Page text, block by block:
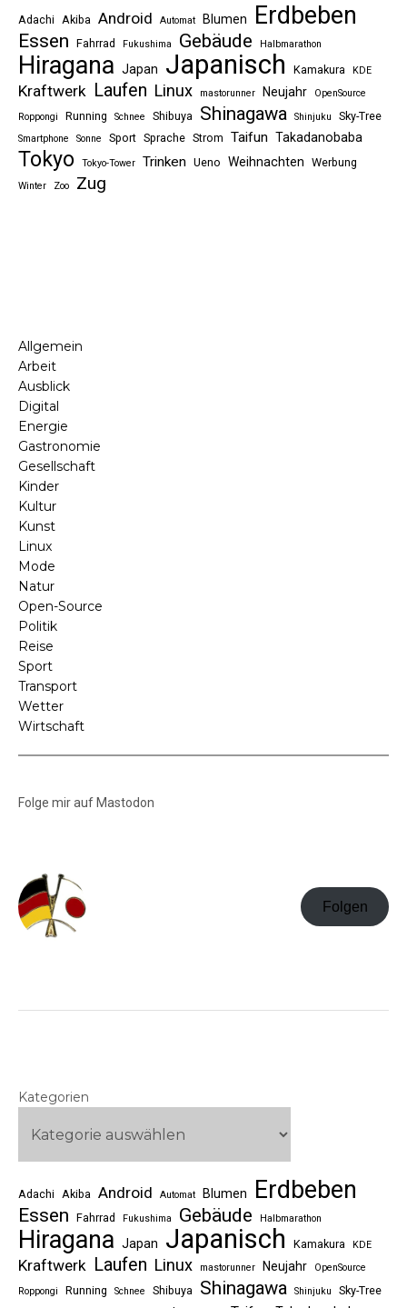
Adachi Akiba Android Automat Blumen Erdbeben
Essen Fahrrad Fukushima Gebäude Halbmarathon
Hiragana Japan Japanisch Kamakura KDE
Kraftwerk Laufen Linux mastorunner Neujahr
OpenSource
Roppongi
Running Schnee Shibuya Shinagawa Shinjuku Sky-Tree
Smartphone Sonne Sport Sprache Strom Taifun Takadanobaba
Tokyo Tokyo-Tower Trinken Ueno Weihnachten Werbung
Winter Zoo Zug
Allgemein
Arbeit
Ausblick
Digital
Energie
Gastronomie
Gesellschaft
Kinder
Kultur
Kunst
Linux
Mode
Natur
Open-Source
Politik
Reise
Sport
Transport
Wetter
Wirtschaft
Folge mir auf Mastodon
Folgen
Kategorien
Adachi Akiba Android Automat Blumen Erdbeben
Essen Fahrrad Fukushima Gebäude Halbmarathon
Hiragana Japan Japanisch Kamakura KDE
Kraftwerk Laufen Linux mastorunner Neujahr
OpenSource
Roppongi
Running Schnee Shibuya Shinagawa Shinjuku Sky-Tree